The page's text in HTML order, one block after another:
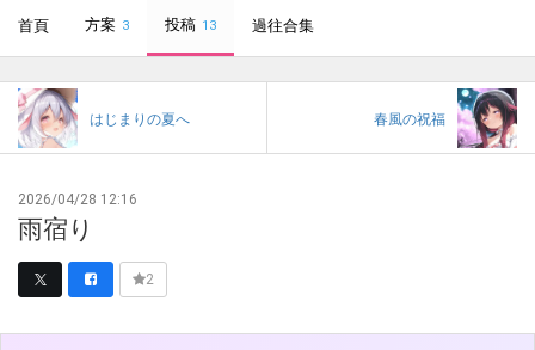
首頁 方案 3 投稿 13 過往合集
はじまりの夏へ 春風の祝福
2026/04/28 12:16
雨宿り
2